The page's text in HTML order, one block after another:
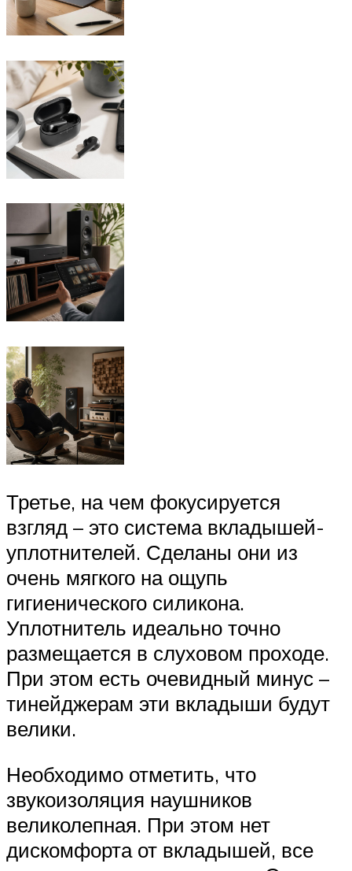
Третье, на чем фокусируется
взгляд – это система вкладышей-
уплотнителей. Сделаны они из
очень мягкого на ощупь
гигиенического силикона.
Уплотнитель идеально точно
размещается в слуховом проходе.
При этом есть очевидный минус –
тинейджерам эти вкладыши будут
велики.
Необходимо отметить, что
звукоизоляция наушников
великолепная. При этом нет
дискомфорта от вкладышей, все